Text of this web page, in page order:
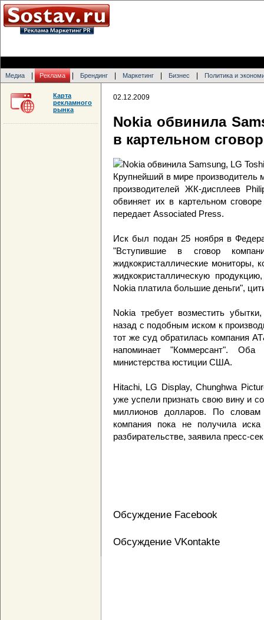
Медиа Реклама Брендинг Маркетинг Бизнес Политика и
02.12.2009
Nokia обвинила
в картельном
Крупнейший в мире
производителей ЖК-дисплеев
обвиняет их в картельном
передает Associated Press.
Иск был подан 25 ноября в
"Вступившие в сговор
жидкокристаллические мониторы,
жидкокристаллическую
Nokia платила большие деньги",
Nokia требует возместить
назад с подобным иском к
тот же суд обратилась компания
напоминает "Коммерсант". Оба
министерства юстиции США.
Hitachi, LG Display, Chunghwa
уже успели признать свою вину и
миллионов долларов. По
компания пока не получила
разбирательстве, заявила пресс-
Обсуждение Facebook
Обсуждение VKontakte
Карта
рекламного
рынка